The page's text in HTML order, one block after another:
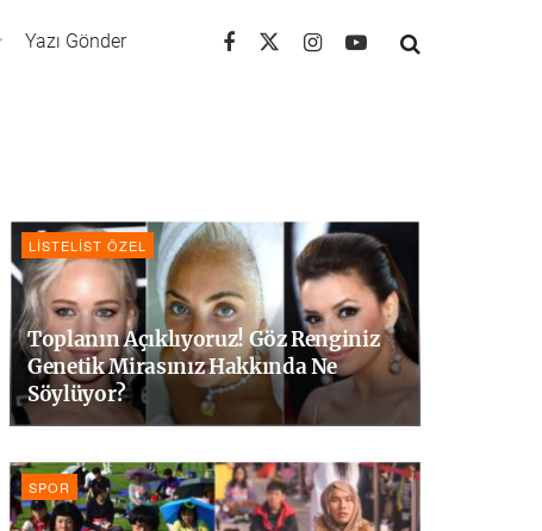
Yazı Gönder
LISTELIST ÖZEL
Toplanın Açıklıyoruz! Göz Renginiz
Genetik Mirasınız Hakkında Ne
Söylüyor?
SPOR